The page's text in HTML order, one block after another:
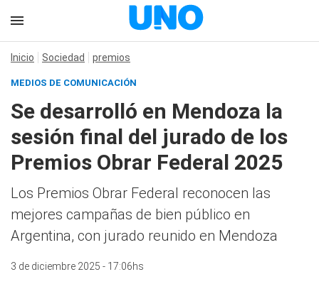
Inicio Sociedad premios
MEDIOS DE COMUNICACIÓN
Se desarrolló en Mendoza la
sesión final del jurado de los
Premios Obrar Federal 2025
Los Premios Obrar Federal reconocen las
mejores campañas de bien público en
Argentina, con jurado reunido en Mendoza
3 de diciembre 2025 - 17:06hs